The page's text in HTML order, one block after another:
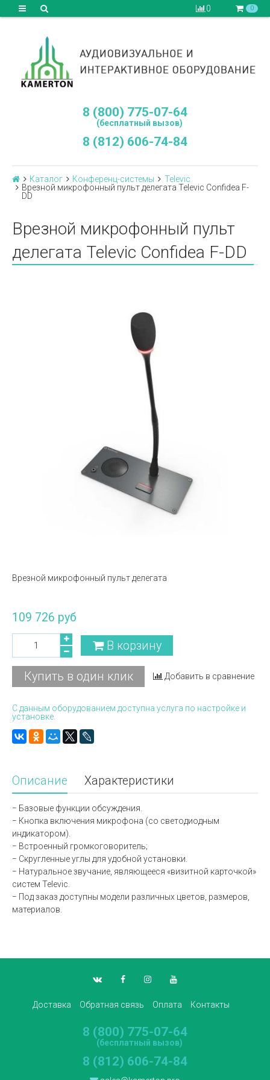
0 0
8 (800) 775-07-64
(бесплатный вызов)
8 (812) 606-74-84
Каталог Конференц-системы
Televic
Врезной микрофонный пульт делегата Televic Confidea F-
DD
Врезной микрофонный пульт
делегата Televic Confidea F-DD
Врезной микрофонный пульт делегата
109 726 руб
В корзину
Купить в один клик Добавить в сравнение
С данным оборудованием доступна услуга по настройке и
установке.
Описание Характеристики
− Базовые функции обсуждения.
− Кнопка включения микрофона (со светодиодным
индикатором).
− Встроенный громкоговоритель;
− Скругленные углы для удобной установки.
− Натуральное звучание, являющееся «визитной карточкой»
систем Televic.
− Под заказ доступны модели различных цветов, размеров,
материалов.
Доставка Обратная связь Оплата Контакты
8 (800) 775-07-64
(бесплатный вызов)
8 (812) 606-74-84